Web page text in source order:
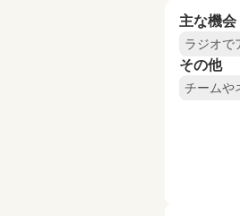
主な機会
ラジオで
その他
チームや